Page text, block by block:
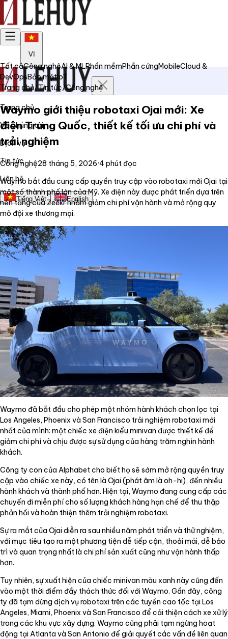
VI
Trang chủ
Về chúng tôi
Dịch vụ
Tin tức
Liên hệ
Tiếng Việt English
Tất cảCông nghệAI & MLPhần mềmPhần cứngMobileCloud &
DevOpsBảo mậtIoT
Trang chủ/Tin tức/Công nghệ
Waymo giới thiệu robotaxi Ojai mới: Xe
điện Trung Quốc, thiết kế tối ưu chi phí và
trải nghiệm
Công nghệ28 tháng 5, 2026·4 phút đọc
Waymo bắt đầu cung cấp quyền truy cập vào robotaxi mới Ojai tại
một số thành phố lớn của Mỹ. Xe điện này được phát triển dựa trên
nền tảng của Zeekr nhằm giảm chi phí vận hành và mở rộng quy
mô đội xe thương mại.
Waymo đã bắt đầu cho phép một nhóm hành khách chọn lọc tại
Los Angeles, Phoenix và San Francisco trải nghiệm robotaxi mới
nhất của mình: một chiếc xe điện kiểu minivan được thiết kế để
giảm chi phí và chịu được sự sử dụng của hàng trăm nghìn hành
khách.
Công ty con của Alphabet cho biết họ sẽ sớm mở rộng quyền truy
cập vào chiếc xe này, có tên là Ojai (phát âm là oh-hi), đến nhiều
hành khách và thành phố hơn. Hiện tại, Waymo đang cung cấp các
chuyến đi miễn phí cho số lượng khách hàng hạn chế để thu thập
phản hồi và hoàn thiện thêm trải nghiệm robotaxi.
Sự ra mắt của Ojai diễn ra sau nhiều năm phát triển và thử nghiệm,
với mục tiêu tạo ra một phương tiện dễ tiếp cận, thoải mái, dễ bảo
trì và quan trọng nhất là chi phí sản xuất cũng như vận hành thấp
hơn.
Tuy nhiên, sự xuất hiện của chiếc minivan màu xanh này cũng đến
vào một thời điểm đầy thách thức đối với Waymo. Gần đây, công
ty đã tạm dừng dịch vụ robotaxi trên các tuyến cao tốc tại Los
Angeles, Miami, Phoenix và San Francisco để cải thiện cách xe xử lý
trong các khu vực xây dựng. Waymo cũng phải tạm ngừng hoạt
động tại Atlanta và San Antonio để giải quyết các vấn đề liên quan